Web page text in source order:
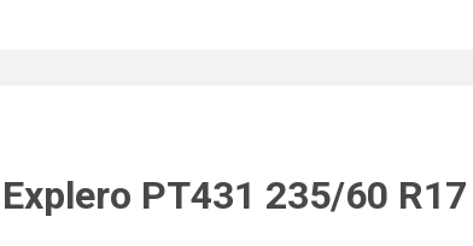
PT431 235/60